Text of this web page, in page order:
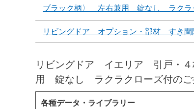
ブラック柄〉 左右兼用 錠なし ラクラ
リビングドア オプション・部材 すき間
リビングドア イエリア 引戸・
用 錠なし ラクラクローズ付のご
各種データ・ライブラリー